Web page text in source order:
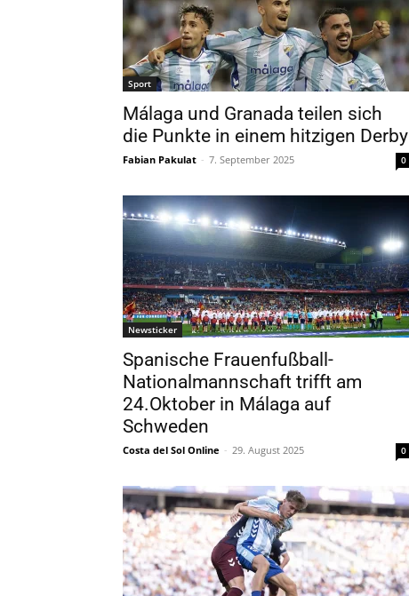
Sport
Málaga und Granada teilen sich
die Punkte in einem hitzigen Derby
Fabian Pakulat - 7. September 2025 0
Newsticker
Spanische Frauenfußball-
Nationalmannschaft trifft am
24.Oktober in Málaga auf
Schweden
Costa del Sol Online - 29. August 2025 0